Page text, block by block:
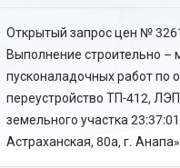
Открытый запрос цен №
Выполнение строительно –
пусконаладочных работ по
переустройство ТП-412,
земельного участка
Астраханская, 80а, г. Анапа»